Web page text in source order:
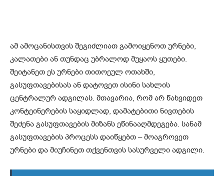
ამ ამოცანისთვის შეგიძლიათ გამოიყენოთ ურნები,
კალათები ან თუნდაც უბრალოდ მუყაოს ყუთები.
შეიტანეთ ეს ურნები თითოეულ ოთახში,
გასუფთავებისას ან დატოვეთ ისინი სახლის
ცენტრალურ ადგილას. მთავარია, რომ არ წახვიდეთ
კონტეინერების საყიდლად, დამატებითი ნივთების
შეძენა გასუფთავების მიზანს ეწინააღმდეგება. სანამ
გასუფთავების პროცესს დაიწყებთ – მოაგროვეთ
ურნები და მიუჩინეთ თქვენთვის სასურველი ადგილი.